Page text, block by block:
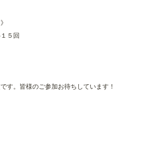
５回
す。皆様のご参加お待ちしています！